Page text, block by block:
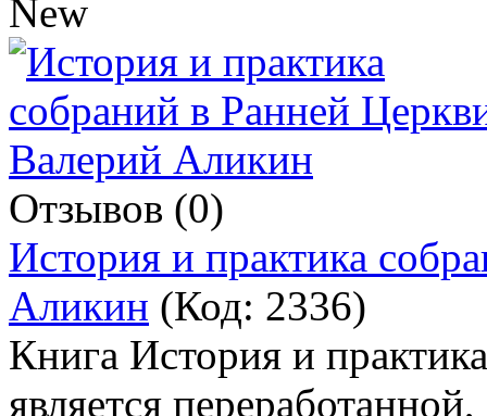
Отзывов (0)
История и практика
Аликин (Код: 2336)
Книга История и
является